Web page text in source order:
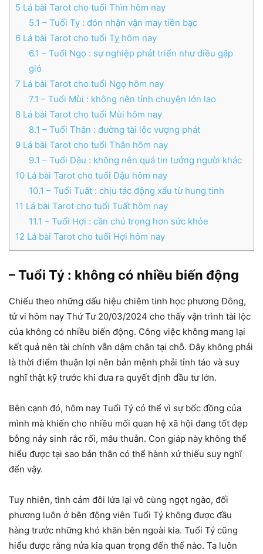
5 Lá bài Tarot cho tuổi Thìn hôm nay
5.1 – Tuổi Tỵ : đón nhận vận may tiền bạc
6 Lá bài Tarot cho tuổi Tỵ hôm nay
6.1 – Tuổi Ngọ : sự nghiệp phát triển như diều gặp
gió
7 Lá bài Tarot cho tuổi Ngọ hôm nay
7.1 – Tuổi Mùi : không nên tính chuyện lớn lao
8 Lá bài Tarot cho tuổi Mùi hôm nay
8.1 – Tuổi Thân : đường tài lộc vượng phát
9 Lá bài Tarot cho tuổi Thân hôm nay
9.1 – Tuổi Dậu : không nên quá tin tưởng người khác
10 Lá bài Tarot cho tuổi Dậu hôm nay
10.1 – Tuổi Tuất : chịu tác động xấu từ hung tinh
11 Lá bài Tarot cho tuổi Tuất hôm nay
11.1 – Tuổi Hợi : cần chú trọng hơn sức khỏe
12 Lá bài Tarot cho tuổi Hợi hôm nay
– Tuổi Tý : không có nhiều biến động
Chiếu theo những dấu hiệu chiêm tinh học phương Đông,
tử vi hôm nay Thứ Tư 20/03/2024 cho thấy vận trình tài lộc
của không có nhiều biến động. Công việc không mang lại
kết quả nên tài chính vẫn dậm chân tại chỗ. Đây không phải
là thời điểm thuận lợi nên bản mệnh phải tỉnh táo và suy
nghĩ thật kỹ trước khi đưa ra quyết định đầu tư lớn.
Bên cạnh đó, hôm nay Tuổi Tý có thể vì sự bốc đồng của
mình mà khiến cho nhiều mối quan hệ xã hội đang tốt đẹp
bỗng nảy sinh rắc rối, mâu thuẫn. Con giáp này không thể
hiểu được tại sao bản thân có thể hành xử thiếu suy nghĩ
đến vậy.
Tuy nhiên, tình cảm đôi lứa lại vô cùng ngọt ngào, đối
phương luôn ở bên động viên Tuổi Tý không được đầu
hàng trước những khó khăn bên ngoài kia. Tuổi Tý cũng
hiểu được rằng nửa kia quan trọng đến thế nào. Ta luôn